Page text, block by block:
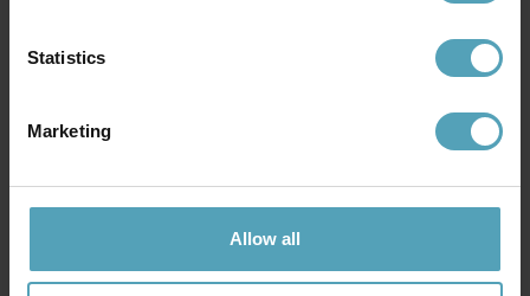
Statistics
Marketing
Allow all
LUCIDE
Goosy Soft Ø50 taklampa
Extravaganza Chimp Ø18